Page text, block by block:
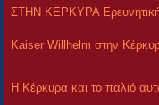
ΣΤΗΝ ΚΕΡΚΥΡΑ
Kaiser Willhelm στην
H Κέρκυρα και το παλιό